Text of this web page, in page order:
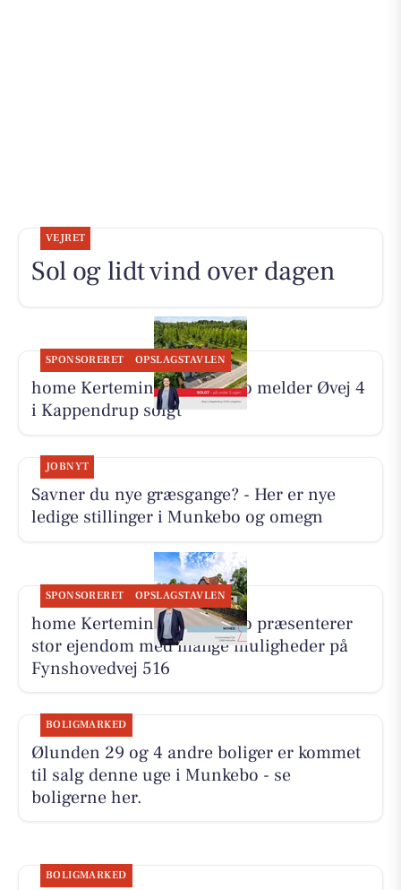
VEJRET
Sol og lidt vind over dagen
SPONSORERET OPSLAGSTAVLEN
home Kerteminde-Munkebo melder Øvej 4
i Kappendrup solgt
JOBNYT
Savner du nye græsgange? - Her er nye
ledige stillinger i Munkebo og omegn
SPONSORERET OPSLAGSTAVLEN
home Kerteminde-Munkebo præsenterer
stor ejendom med mange muligheder på
Fynshovedvej 516
BOLIGMARKED
Ølunden 29 og 4 andre boliger er kommet
til salg denne uge i Munkebo - se
boligerne her.
BOLIGMARKED